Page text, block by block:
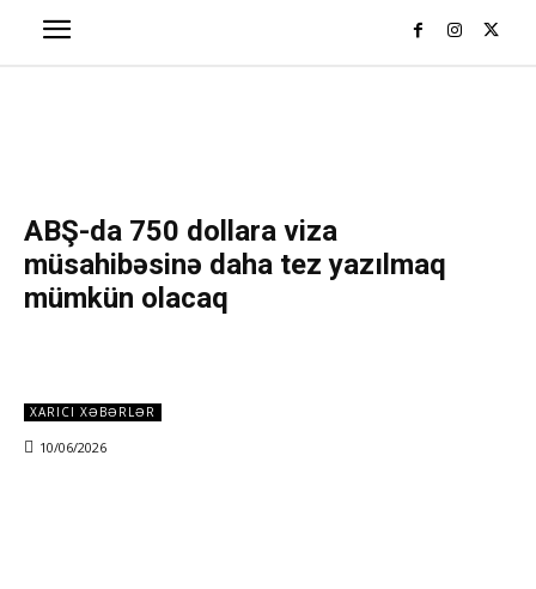
ABŞ-da 750 dollara viza
müsahibəsinə daha tez yazılmaq
mümkün olacaq
XARICI XƏBƏRLƏR
10/06/2026